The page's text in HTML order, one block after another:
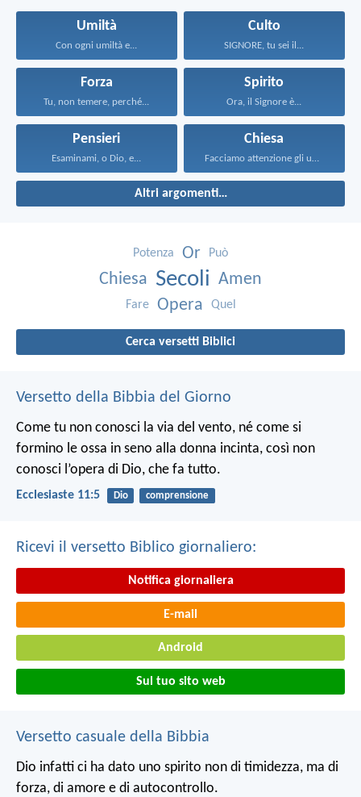
Umiltà
Con ogni umiltà e...
Culto
SIGNORE, tu sei il...
Forza
Tu, non temere, perché...
Spirito
Ora, il Signore è...
Pensieri
Esaminami, o Dio, e...
Chiesa
Facciamo attenzione gli uni...
Altri argomenti…
Potenza Or Può
Chiesa Secoli Amen
Fare Opera Quel
Cerca versetti Biblici
Versetto della Bibbia del Giorno
Come tu non conosci la via del vento, né come si
formino le ossa in seno alla donna incinta, così non
conosci l’opera di Dio, che fa tutto.
Ecclesiaste 11:5 Dio comprensione
Ricevi il versetto Biblico giornaliero:
Notifica giornaliera
E-mail
Android
Sul tuo sito web
Versetto casuale della Bibbia
Dio infatti ci ha dato uno spirito non di timidezza, ma di
forza, di amore e di autocontrollo.